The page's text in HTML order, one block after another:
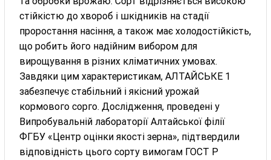
стійкістю до хвороб і шкідників на стадії
проростання насіння, а також має холодостійкість,
що робить його надійним вибором для
вирощування в різних кліматичних умовах.
Завдяки цим характеристикам, АЛТАЙСЬКЕ 1
забезпечує стабільний і якісний урожай
кормового сорго. Дослідження, проведені у
Випробувальній лабораторії Алтайської філії
ФГБУ «Центр оцінки якості зерна», підтвердили
відповідність цього сорту вимогам ГОСТ Р